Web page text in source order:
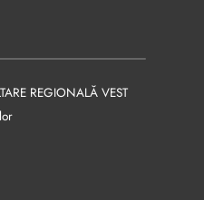
REGIONALĂ VEST